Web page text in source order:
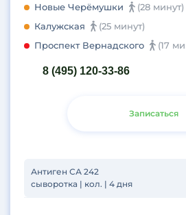
Новые Черёмушки
(28 минут)
Калужская
(25 минут)
Проспект Вернадского
(17
8 (495) 120-33-86
Записаться
Антиген СА 242
сыворотка | кол. | 4 дня